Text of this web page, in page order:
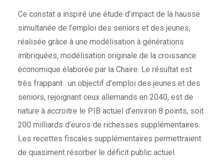
Ce constat a inspiré une étude d’impact de la hausse
simultanée de l’emploi des seniors et des jeunes,
réalisée grâce à une modélisation à générations
imbriquées, modélisation originale de la croissance
économique élaborée par la Chaire. Le résultat est
très frappant : un objectif d’emploi des jeunes et des
seniors, rejoignant ceux allemands en 2040, est de
nature à accroitre le PIB actuel d’environ 8 points, soit
200 milliards d’euros de richesses supplémentaires.
Les recettes fiscales supplémentaires permettraient
de quasiment résorber le déficit public actuel.